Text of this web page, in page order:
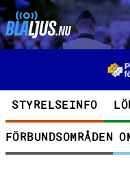
Hoppa till huvudinnehåll
Kategorier
STYRELSEINFO
FÖRBUNDSOMRÅDEN